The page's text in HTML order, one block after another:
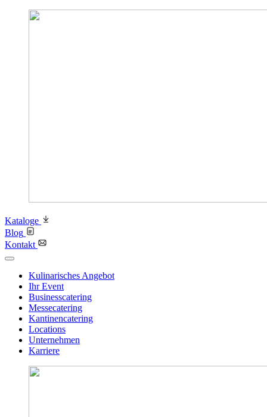
Kataloge
Blog
Kontakt
Kulinarisches Angebot
Ihr Event
Businesscatering
Messecatering
Kantinencatering
Locations
Unternehmen
Karriere